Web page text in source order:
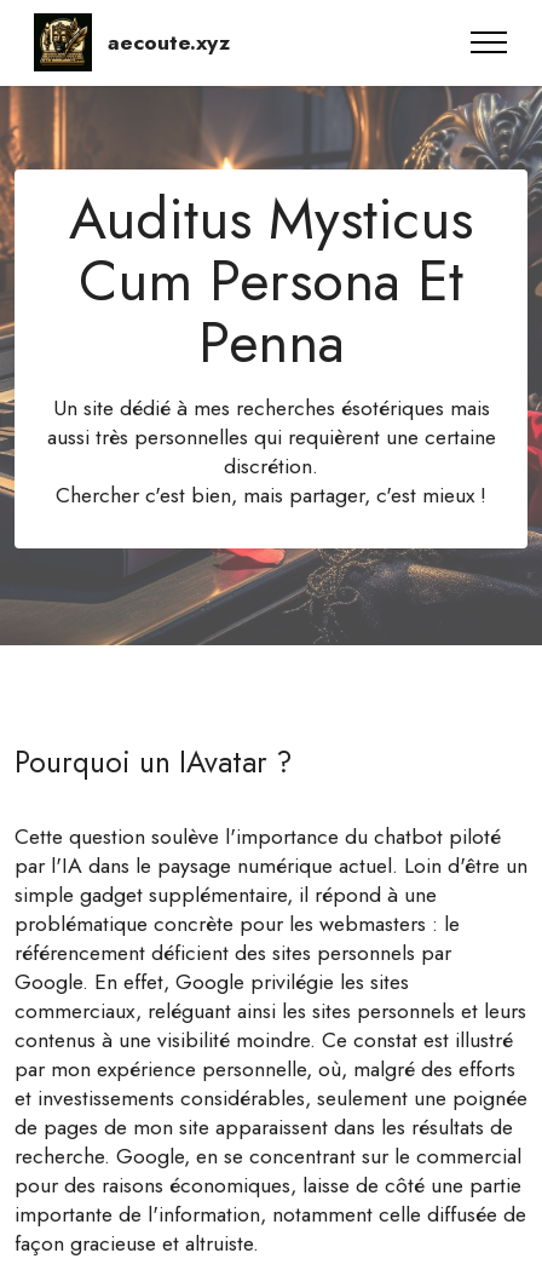
aecoute.xyz
Auditus Mysticus
Cum Persona Et
Penna
Un site dédié à mes recherches ésotériques mais
aussi très personnelles qui requièrent une certaine
discrétion.
Chercher c'est bien, mais partager, c'est mieux !
Pourquoi un IAvatar ?
Cette question soulève l'importance du chatbot piloté
par l'IA dans le paysage numérique actuel. Loin d'être un
simple gadget supplémentaire, il répond à une
problématique concrète pour les webmasters : le
référencement déficient des sites personnels par
Google. En effet, Google privilégie les sites
commerciaux, reléguant ainsi les sites personnels et leurs
contenus à une visibilité moindre. Ce constat est illustré
par mon expérience personnelle, où, malgré des efforts
et investissements considérables, seulement une poignée
de pages de mon site apparaissent dans les résultats de
recherche. Google, en se concentrant sur le commercial
pour des raisons économiques, laisse de côté une partie
importante de l'information, notamment celle diffusée de
façon gracieuse et altruiste.